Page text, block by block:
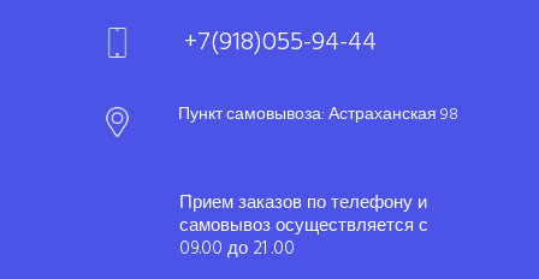
Пункт самовывоза: Астраханская 98
+7(918)055-94-44
Прием заказов по телефону и
самовывоз осуществляется с
09.00 до 21 .00